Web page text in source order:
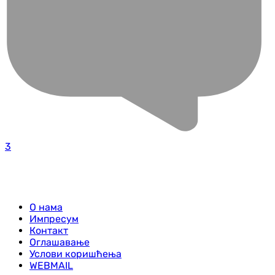
3
О нама
Импресум
Контакт
Оглашавање
Услови коришћења
WEBMAIL